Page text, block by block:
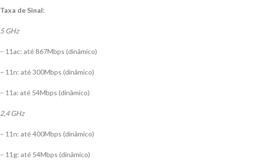
Taxa de Sinal:
5 GHz
– 11ac: até 867Mbps (dinâmico)
– 11n: até 300Mbps (dinâmico)
– 11a: até 54Mbps (dinâmico)
2,4 GHz
– 11n: até 400Mbps (dinâmico)
– 11g: até 54Mbps (dinâmico)